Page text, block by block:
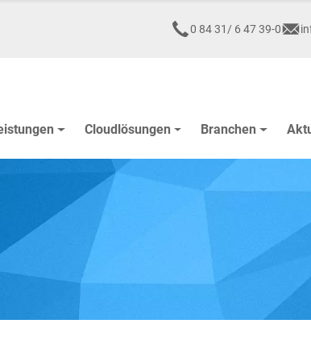
0 84 31/ 6 47 39-0
Cloudlösungen Branchen